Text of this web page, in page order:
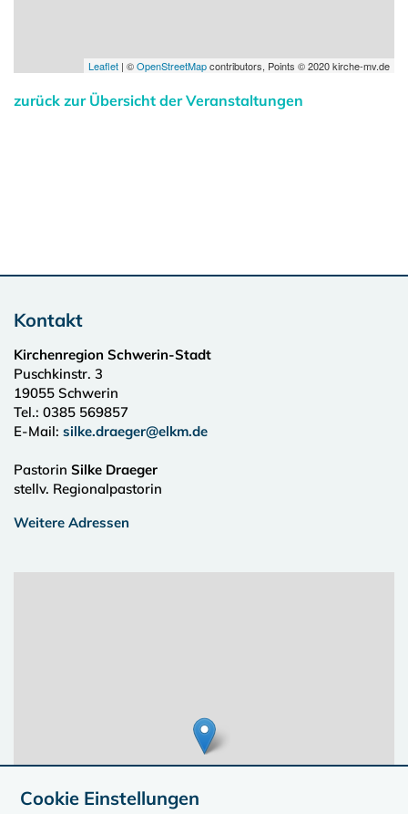
Leaflet | ©OpenStreetMapcontributors, Points © 2020 kirche-mv.de
zurück zur Übersicht der Veranstaltungen
Kontakt
Kirchenregion Schwerin-Stadt
Puschkinstr. 3
19055 Schwerin
Tel.: 0385 569857
E-Mail: silke.draeger@elkm.de
Pastorin Silke Draeger
stellv. Regionalpastorin
Weitere Adressen
Cookie Einstellungen